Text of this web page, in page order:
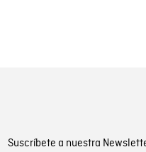
Suscríbete a nuestra